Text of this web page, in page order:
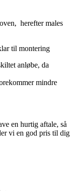
herefter males
til montering
anløbe, da
mindre
en hurtig aftale, så
vi en god pris til dig